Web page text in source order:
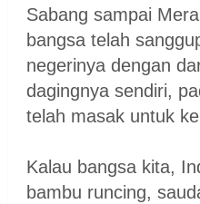
Sabang sampai
bangsa telah
negerinya dengan
dagingnya sendiri,
telah masak untuk
Kalau bangsa kita,
bambu runcing,